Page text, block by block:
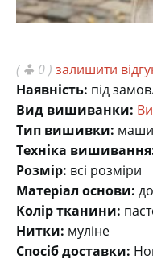
(
0 ) залишити
Наявність: під
Вид вишиванки:
Тип вишивки:
Техніка
Розмір: всі розміри
Матеріал основи:
Колір тканини:
Нитки: муліне
Спосіб доставки: